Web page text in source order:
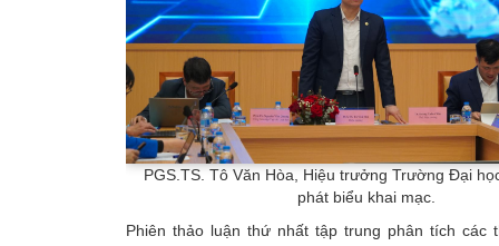
PGS.TS. Tô Văn Hòa, Hiệu trưởng Trường Đại
phát biểu khai mạc.
Phiên thảo luận thứ nhất tập trung phân tích các